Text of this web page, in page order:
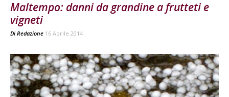
Maltempo: danni da grandine a frutteti e
vigneti
Di Redazione 16 Aprile 2014